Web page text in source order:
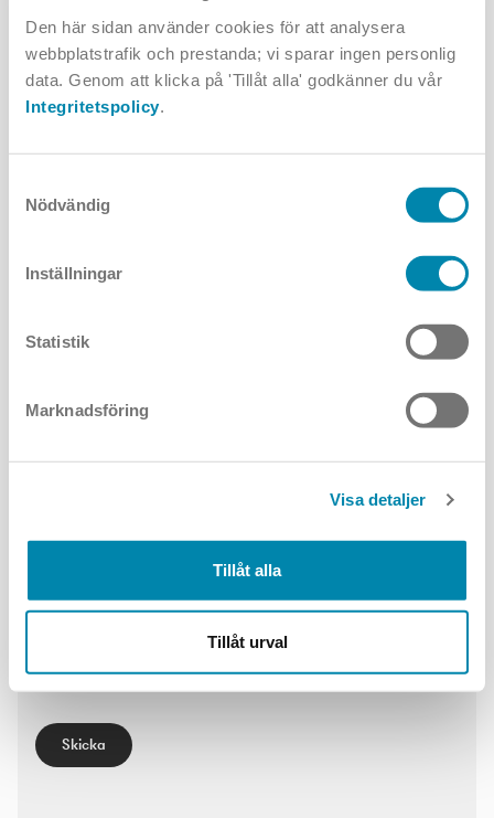
Den här sidan använder cookies för att analysera
webbplatstrafik och prestanda; vi sparar ingen personlig
data. Genom att klicka på 'Tillåt alla' godkänner du vår
Integritetspolicy.
Nödvändig
Inställningar
Statistik
Marknadsföring
Visa detaljer
Tillåt alla
Tillåt urval
Gör klart din armatur
produkt. Med några enkla klick hittar du mer information - som
Har du frågor om produkten? Skriv till oss.
Skicka